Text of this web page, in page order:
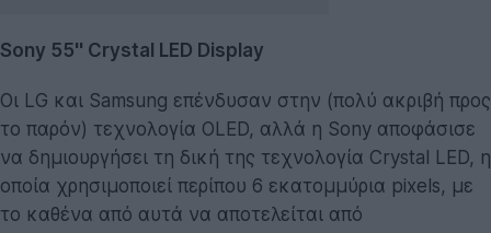
Sony 55'' Crystal LED Display
Οι LG και Samsung επένδυσαν στην (πολύ ακριβή προς
το παρόν) τεχνολογία OLED, αλλά η Sony αποφάσισε
να δημιουργήσει τη δική της τεχνολογία Crystal LED, η
οποία χρησιμοποιεί περίπου 6 εκατομμύρια pixels, με
το καθένα από αυτά να αποτελείται από